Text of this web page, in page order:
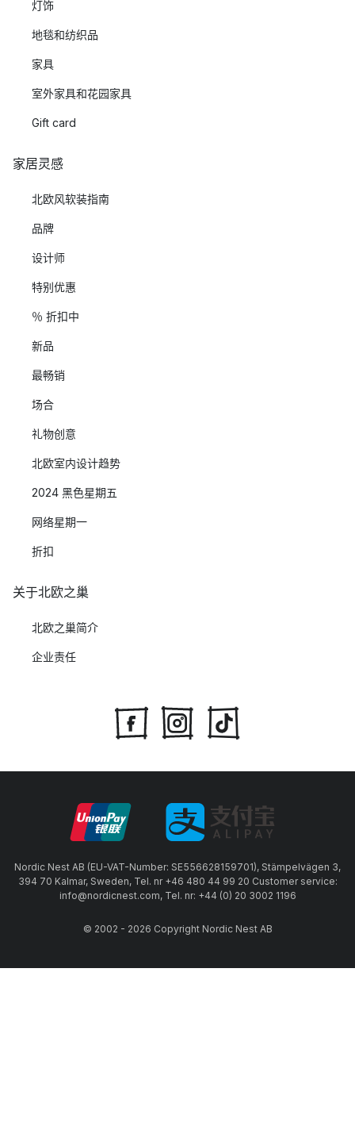
灯饰
地毯和纺织品
家具
室外家具和花园家具
Gift card
家居灵感
北欧风软装指南
品牌
设计师
特别优惠
％ 折扣中
新品
最畅销
场合
礼物创意
北欧室内设计趋势
2024 黑色星期五
网络星期一
折扣
关于北欧之巢
北欧之巢简介
企业责任
Nordic Nest AB (EU-VAT-Number: SE556628159701), Stämpelvägen 3,
394 70 Kalmar, Sweden, Tel. nr +46 480 44 99 20 Customer service:
info@nordicnest.com, Tel. nr: +44 (0) 20 3002 1196
© 2002 - 2026 Copyright Nordic Nest AB